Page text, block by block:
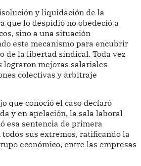
y liquidación de la
que lo despidió no obedeció a
sino a una situación
este mecanismo para encubrir
de la libertad sindical. Toda vez
lograron mejoras salariales
colectivas y arbitraje
que conoció el caso declaró
y en apelación, la sala laboral
esa sentencia de primera
sus extremos, ratificando la
económico, entre las empresas